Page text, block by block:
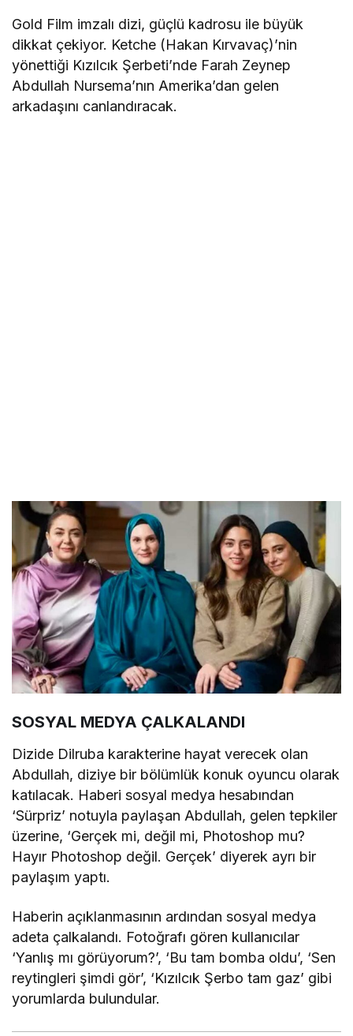
Gold Film imzalı dizi, güçlü kadrosu ile büyük
dikkat çekiyor. Ketche (Hakan Kırvavaç)’nin
yönettiği Kızılcık Şerbeti’nde Farah Zeynep
Abdullah Nursema’nın Amerika’dan gelen
arkadaşını canlandıracak.
SOSYAL MEDYA ÇALKALANDI
Dizide Dilruba karakterine hayat verecek olan
Abdullah, diziye bir bölümlük konuk oyuncu olarak
katılacak. Haberi sosyal medya hesabından
‘Sürpriz’ notuyla paylaşan Abdullah, gelen tepkiler
üzerine, ‘Gerçek mi, değil mi, Photoshop mu?
Hayır Photoshop değil. Gerçek’ diyerek ayrı bir
paylaşım yaptı.
Haberin açıklanmasının ardından sosyal medya
adeta çalkalandı. Fotoğrafı gören kullanıcılar
‘Yanlış mı görüyorum?’, ‘Bu tam bomba oldu’, ‘Sen
reytingleri şimdi gör’, ‘Kızılcık Şerbo tam gaz’ gibi
yorumlarda bulundular.